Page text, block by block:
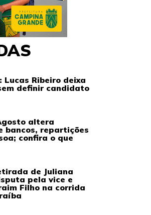
Lucas Ribeiro deixa
definir candidato
altera
bancos, repartições
confira o que
de Juliana
pela vice e
Filho na corrida